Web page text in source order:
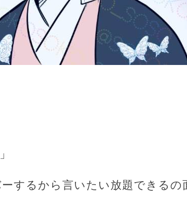
するから言いたい放題できるの